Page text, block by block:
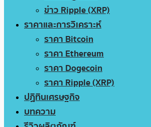
ข่าว Ripple (XRP)
ราคาและการวิเคราะห์
ราคา Bitcoin
ราคา Ethereum
ราคา Dogecoin
ราคา Ripple (XRP)
ปฏิทินเศรษฐกิจ
บทความ